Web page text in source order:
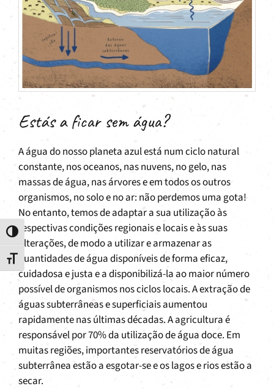
Toggle High Contrast
Toggle Font size
Estás a ficar sem água?
A água do nosso planeta azul está num ciclo natural
constante, nos oceanos, nas nuvens, no gelo, nas
massas de água, nas árvores e em todos os outros
organismos, no solo e no ar: não perdemos uma gota!
No entanto, temos de adaptar a sua utilização às
respectivas condições regionais e locais e às suas
alterações, de modo a utilizar e armazenar as
quantidades de água disponíveis de forma eficaz,
cuidadosa e justa e a disponibilizá-la ao maior número
possível de organismos nos ciclos locais. A extração de
águas subterrâneas e superficiais aumentou
rapidamente nas últimas décadas. A agricultura é
responsável por 70% da utilização de água doce. Em
muitas regiões, importantes reservatórios de água
subterrânea estão a esgotar-se e os lagos e rios estão a
secar.